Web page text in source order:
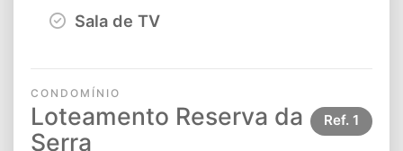
Sala de TV
CONDOMÍNIO
Loteamento Reserva da
Serra
Ref. 1